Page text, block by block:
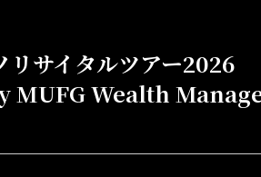
リサイタルツアー2026
MUFG Wealth